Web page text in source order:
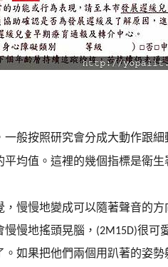
般按照研究會分成大動作跟
均值。這裡的幾個指標是衛生
慢慢地變成可以隨著聲音的方
慢地搖頭晃腦， (2M15D)很可
如果把他們兩個用趴著的姿